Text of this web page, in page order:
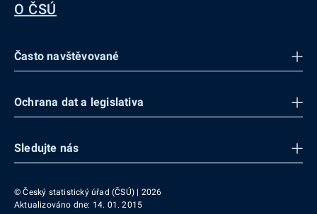
O ČSÚ
Často navštěvované
Ochrana dat a legislativa
Sledujte nás
© Český statistický úřad (ČSÚ) | 2026
Aktualizováno dne: 14. 01. 2015